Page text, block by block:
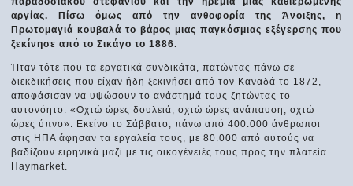
αργίας. Πίσω όμως από την ανθοφορία της Άνοιξης, η
Πρωτομαγιά κουβαλά το βάρος μιας παγκόσμιας εξέγερσης που
ξεκίνησε από το Σικάγο το 1886.
Ήταν τότε που τα εργατικά συνδικάτα, πατώντας πάνω σε
διεκδικήσεις που είχαν ήδη ξεκινήσει από τον Καναδά το 1872,
αποφάσισαν να υψώσουν το ανάστημά τους ζητώντας το
αυτονόητο: «Οχτώ ώρες δουλειά, οχτώ ώρες ανάπαυση, οχτώ
ώρες ύπνο». Εκείνο το Σάββατο, πάνω από 400.000 άνθρωποι
στις ΗΠΑ άφησαν τα εργαλεία τους, με 80.000 από αυτούς να
βαδίζουν ειρηνικά μαζί με τις οικογένειές τους προς την πλατεία
Haymarket.